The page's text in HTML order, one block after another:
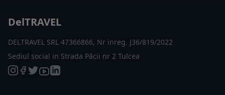
DelTRAVEL
DELTRAVEL SRL 47366866, Nr inreg. J36/819/2022
Sediul social in Strada Păcii nr 2 Tulcea